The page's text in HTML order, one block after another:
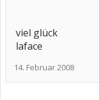
viel glück
laface
14. Februar 2008